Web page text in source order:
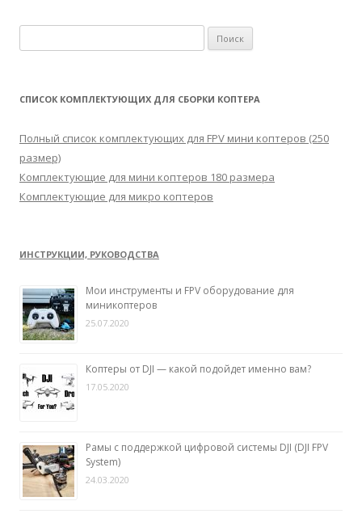
а
т
:
СПИСОК КОМПЛЕКТУЮЩИХ ДЛЯ СБОРКИ КОПТЕРА
Полный список комплектующих для FPV мини коптеров (250
размер)
Комплектующие для мини коптеров 180 размера
Комплектующие для микро коптеров
ИНСТРУКЦИИ, РУКОВОДСТВА
Мои инструменты и FPV оборудование для
миникоптеров
25.07.2020
Коптеры от DJI — какой подойдет именно вам?
17.05.2020
Рамы с поддержкой цифровой системы DJI (DJI FPV
System)
24.03.2020